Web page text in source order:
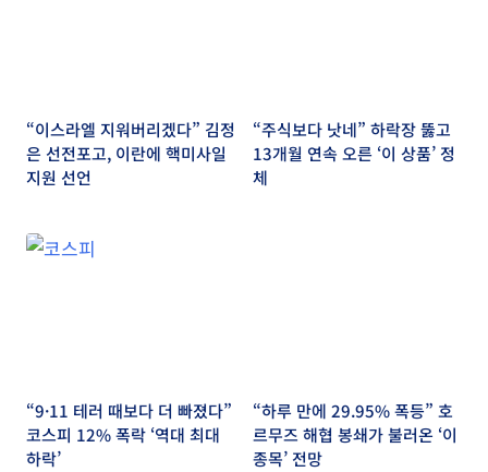
“이스라엘 지워버리겠다” 김정
은 선전포고, 이란에 핵미사일
지원 선언
“주식보다 낫네” 하락장 뚫고
13개월 연속 오른 ‘이 상품’ 정
체
“9·11 테러 때보다 더 빠졌다”
코스피 12% 폭락 ‘역대 최대
하락’
“하루 만에 29.95% 폭등” 호
르무즈 해협 봉쇄가 불러온 ‘이
종목’ 전망